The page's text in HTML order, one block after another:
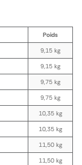
Poids
9,15 kg
9,15 kg
9,75 kg
9,75 kg
10,35 kg
10,35 kg
11,50 kg
11,50 kg